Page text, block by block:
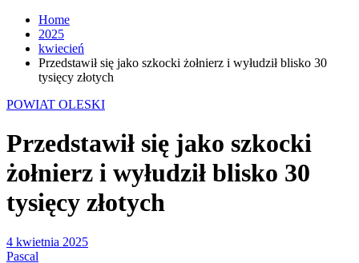
Home
2025
kwiecień
Przedstawił się jako szkocki żołnierz i wyłudził blisko 30
tysięcy złotych
POWIAT OLESKI
Przedstawił się jako szkocki
żołnierz i wyłudził blisko 30
tysięcy złotych
4 kwietnia 2025
Pascal